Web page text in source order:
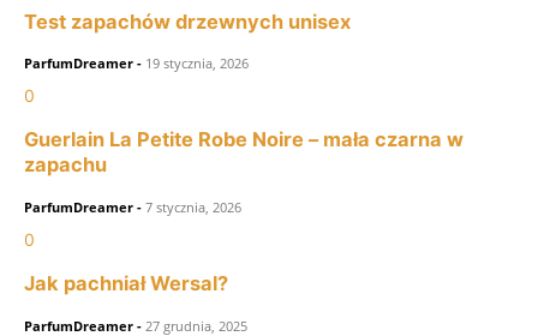
Test zapachów drzewnych unisex
ParfumDreamer - 19 stycznia, 2026
0
Guerlain La Petite Robe Noire – mała czarna w
zapachu
ParfumDreamer - 7 stycznia, 2026
0
Jak pachniał Wersal?
ParfumDreamer - 27 grudnia, 2025